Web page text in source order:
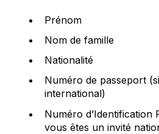
Prénom
Nom de famille
Nationalité
Numéro de passeport
international)
Numéro d’Identification
vous êtes un invité